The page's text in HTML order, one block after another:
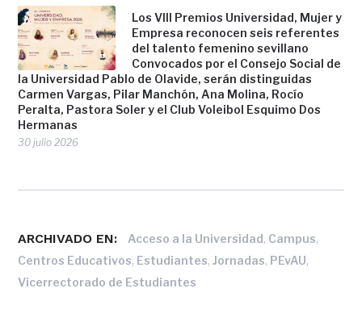
Los VIII Premios Universidad, Mujer y
Empresa reconocen seis referentes
del talento femenino sevillano
Convocados por el Consejo Social de
la Universidad Pablo de Olavide, serán distinguidas
Carmen Vargas, Pilar Manchón, Ana Molina, Rocío
Peralta, Pastora Soler y el Club Voleibol Esquimo Dos
Hermanas
30 julio 2026
ARCHIVADO EN: Acceso a la Universidad, Campus,
Centros Educativos, Estudiantes,Jornadas, PEvAU,
Vicerrectorado de Estudiantes